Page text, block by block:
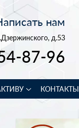
нам
д.53
87-96
КОНТАКТЫ